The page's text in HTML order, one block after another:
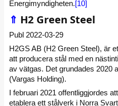
Energimyndigheten.[10]
⇑ H2 Green Steel
Publ 2022-03-29
H2GS AB (H2 Green Steel), är
att producera stål med en
av vätgas. Det grundades 2020
(Vargas Holding).
I februari 2021 offentliggjordes
etablera ett stålverk i Norra